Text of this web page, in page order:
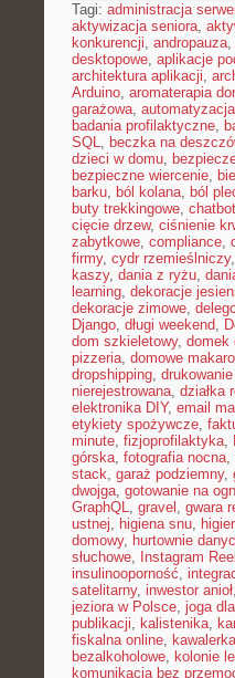
Tagi: administracja
aktywizacja seniora,
konkurencji, andropauza,
desktopowe, aplikacje
architektura aplikacji,
Arduino, aromaterapia
garażowa,
badania profilaktyczne,
SQL, beczka na
dzieci w domu,
bezpieczne wiercenie,
barku, ból kolana, ból
buty trekkingowe,
cięcie drzew, ciśnienie
zabytkowe, compliance,
firmy, cydr rzemieślniczy,
kaszy, dania z ryżu,
learning, dekoracje
dekoracje zimowe,
Django, długi weekend,
dom szkieletowy, domek
pizzeria, domowe
dropshipping,
nierejestrowana, działka
elektronika DIY, email
etykiety spożywcze,
minute, fizjoprofilaktyka,
górska, fotografia nocna,
stack, garaż podziemny,
dwojga, gotowanie na
GraphQL, gravel , gwara
ustnej, higiena snu,
domowy, hurtownie
słuchowe, Instagram
insulinooporność,
satelitarny, inwestor anioł,
jeziora w Polsce, joga
publikacji, kalistenika,
fiskalna online,
bezalkoholowe, kolonie
komunikacja bez